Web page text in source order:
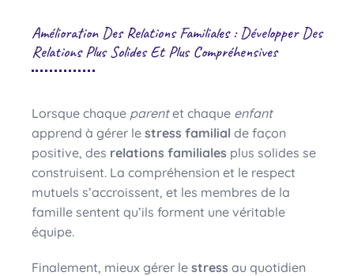
Amélioration Des Relations Familiales : Développer Des
Relations Plus Solides Et Plus Compréhensives
Lorsque chaque parentet chaque enfant
apprend à gérer le stress familial de façon
positive, des relations familiales plus solides se
construisent. La compréhension et le respect
mutuels s’accroissent, et les membres de la
famille sentent qu’ils forment une véritable
équipe.
Finalement, mieux gérer le stress au quotidien